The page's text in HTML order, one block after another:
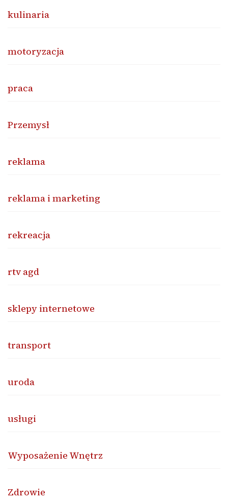
kulinaria
motoryzacja
praca
Przemysł
reklama
reklama i marketing
rekreacja
rtv agd
sklepy internetowe
transport
uroda
usługi
Wyposażenie Wnętrz
Zdrowie